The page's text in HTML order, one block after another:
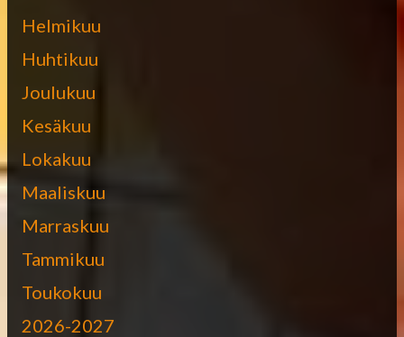
Helmikuu
Huhtikuu
Joulukuu
Kesäkuu
Lokakuu
Maaliskuu
Marraskuu
Tammikuu
Toukokuu
2026-2027